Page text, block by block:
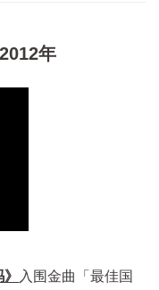
年
入围金曲「最佳国